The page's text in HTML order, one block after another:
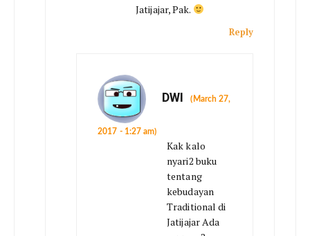
Jatijajar, Pak.
Reply
DWI (March 27,
2017 - 1:27 am)
Kak kalo
nyari2 buku
tentang
kebudayan
Traditional di
Jatijajar Ada